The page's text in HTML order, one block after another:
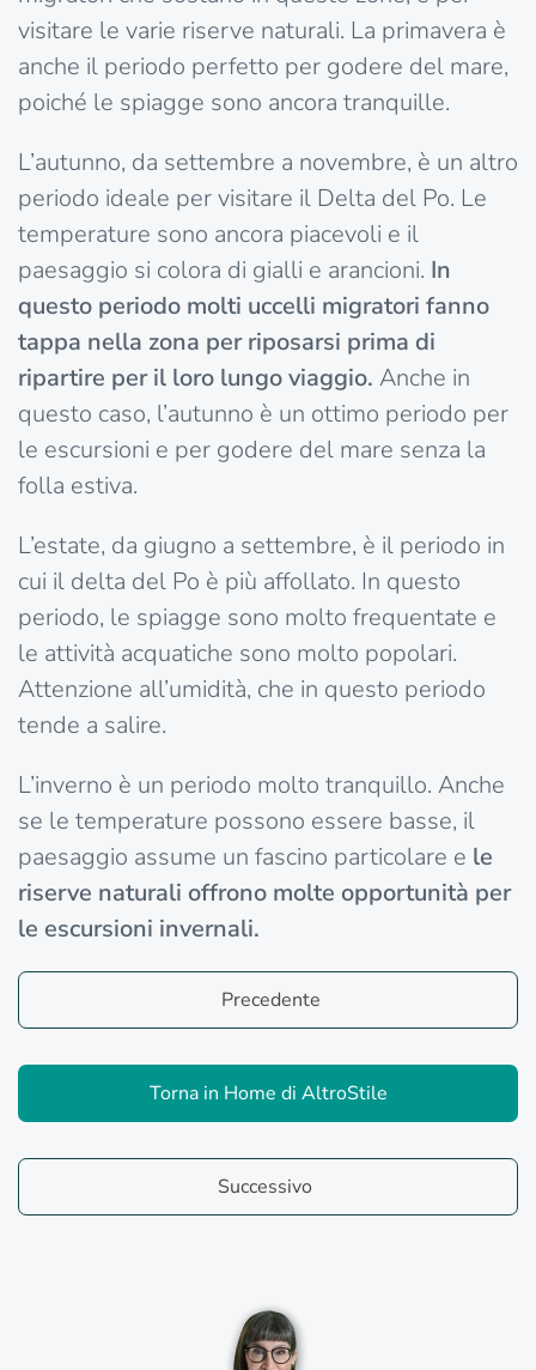
visitare le varie riserve naturali. La primavera è
anche il periodo perfetto per godere del mare,
poiché le spiagge sono ancora tranquille.
L’autunno, da settembre a novembre, è un altro
periodo ideale per visitare il Delta del Po. Le
temperature sono ancora piacevoli e il
paesaggio si colora di gialli e arancioni. In
questo periodo molti uccelli migratori fanno
tappa nella zona per riposarsi prima di
ripartire per il loro lungo viaggio. Anche in
questo caso, l’autunno è un ottimo periodo per
le escursioni e per godere del mare senza la
folla estiva.
L’estate, da giugno a settembre, è il periodo in
cui il delta del Po è più affollato. In questo
periodo, le spiagge sono molto frequentate e
le attività acquatiche sono molto popolari.
Attenzione all’umidità, che in questo periodo
tende a salire.
L’inverno è un periodo molto tranquillo. Anche
se le temperature possono essere basse, il
paesaggio assume un fascino particolare e le
riserve naturali offrono molte opportunità per
le escursioni invernali.
Precedente
Torna in Home di AltroStile
Successivo